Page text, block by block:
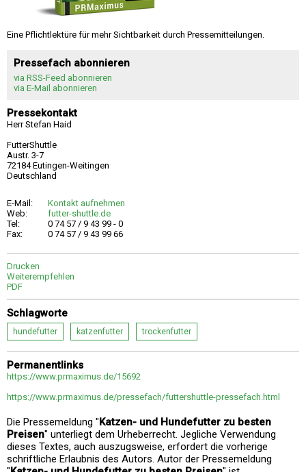
Eine Pflichtlektüre für mehr Sichtbarkeit durch Pressemitteilungen.
Pressefach abonnieren
via RSS-Feed abonnieren
via E-Mail abonnieren
Pressekontakt
Herr Stefan Haid
FutterShuttle
Austr. 3-7
72184 Eutingen-Weitingen
Deutschland
E-Mail:
Kontakt aufnehmen
Web:
futter-shuttle.de
Tel:
0 74 57 / 9 43 99 - 0
Fax:
0 74 57 / 9 43 99 66
Drucken
Weiterempfehlen
PDF
Schlagworte
hundefutter katzenfutter trockenfutter
Permanentlinks
https://www.prmaximus.de/15692
https://www.prmaximus.de/pressefach/futtershuttle-pressefach.html
Die Pressemeldung "Katzen- und Hundefutter zu besten
Preisen" unterliegt dem Urheberrecht. Jegliche Verwendung
dieses Textes, auch auszugsweise, erfordert die vorherige
schriftliche Erlaubnis des Autors. Autor der Pressemeldung